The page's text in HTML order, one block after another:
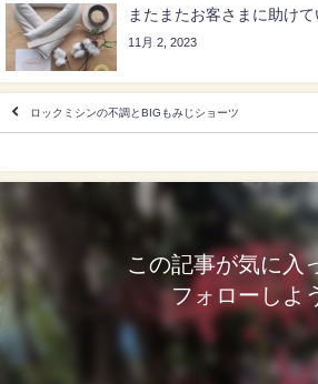
またまたお客さまに助け
11月 2, 2023
ロックミシンの不調とBIGもみじショーツ
この記事が気に入
フォローしよ